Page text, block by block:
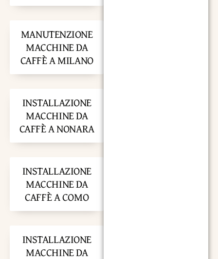
MANUTENZIONE
MACCHINE DA
CAFFÈ A MILANO
INSTALLAZIONE
MACCHINE DA
CAFFÈ A NONARA
INSTALLAZIONE
MACCHINE DA
CAFFÈ A COMO
INSTALLAZIONE
MACCHINE DA